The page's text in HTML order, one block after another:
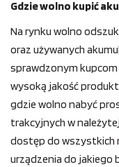
Gdzie wolno kupić
Na rynku wolno
oraz używanych
sprawdzonym
wysoką jakość
gdzie wolno nabyć
trakcyjnych w
dostęp do wszystkich
urządzenia do jakiego